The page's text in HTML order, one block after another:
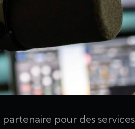
pour des services